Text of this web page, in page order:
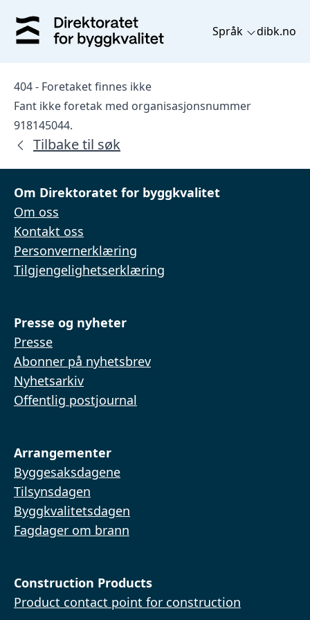
Språk dibk.no
404 - Foretaket finnes ikke
Fant ikke foretak med organisasjonsnummer
918145044.
Tilbake til søk
Om Direktoratet for byggkvalitet
Om oss
Kontakt oss
Personvernerklæring
Tilgjengelighetserklæring
Presse og nyheter
Presse
Abonner på nyhetsbrev
Nyhetsarkiv
Offentlig postjournal
Arrangementer
Byggesaksdagene
Tilsynsdagen
Byggkvalitetsdagen
Fagdager om brann
Construction Products
Product contact point for construction